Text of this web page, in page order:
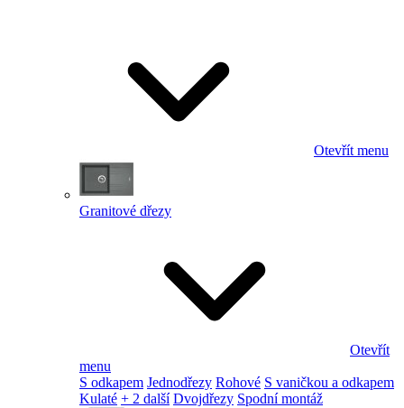
Otevřít menu
Granitové dřezy
Otevřít
menu
S odkapem Jednodřezy Rohové S vaničkou a odkapem
Kulaté + 2 další Dvojdřezy Spodní montáž